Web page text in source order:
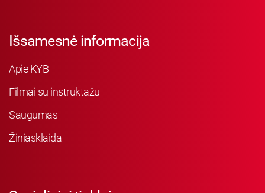
Išsamesnė informacija
Apie KYB
Filmai su instruktažu
Saugumas
Žiniasklaida